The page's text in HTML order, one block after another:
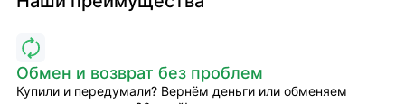
Обмен и возврат без проблем
Купили и передумали? Вернём деньги или обменяем